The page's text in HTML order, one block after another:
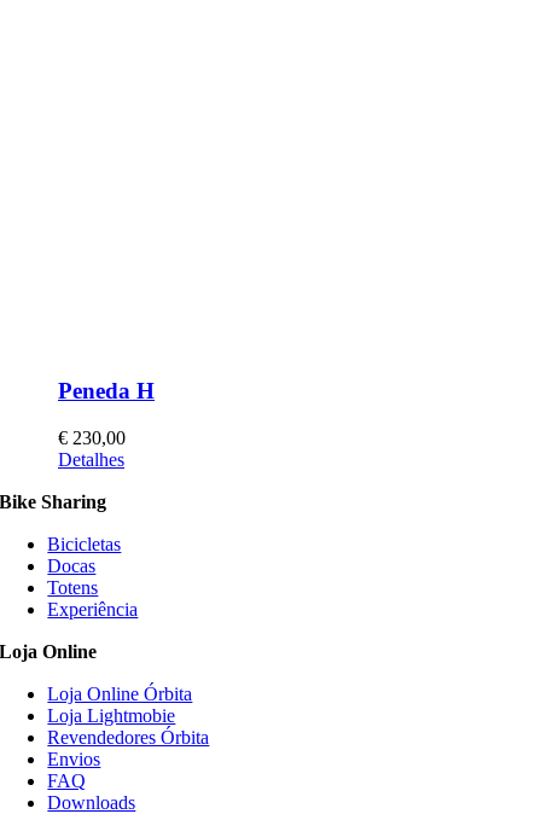
Peneda H
€ 230,00
This
has
variants.
The
options
may
chosen
the
product
page
Detalhes
Bike Sharing
Bicicletas
Docas
Totens
Experiência
Loja Online
Loja Online Órbita
Loja Lightmobie
Revendedores Órbita
Envios
FAQ
Downloads